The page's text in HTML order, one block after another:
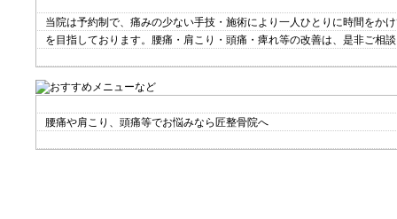
当院は予約制で、痛みの少ない手技・施術により一人ひとりに時間をか
を目指しております。腰痛・肩こり・頭痛・痺れ等の改善は、是非ご相
腰痛や肩こり、頭痛等でお悩みなら匠整骨院へ